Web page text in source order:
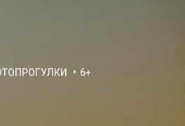
6+